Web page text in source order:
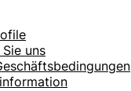
uns